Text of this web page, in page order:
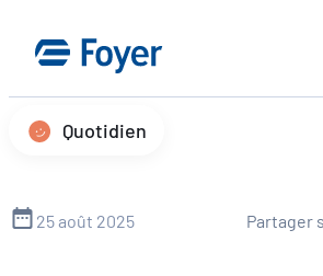
contenu
Quotidien
25 août 2025 Partager